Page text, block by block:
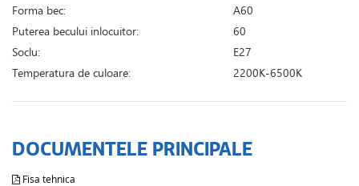
Forma bec:
A60
Puterea becului inlocuitor:
60
Soclu:
E27
Temperatura de culoare:
2200K-6500K
DOCUMENTELE PRINCIPALE
Fisa tehnica